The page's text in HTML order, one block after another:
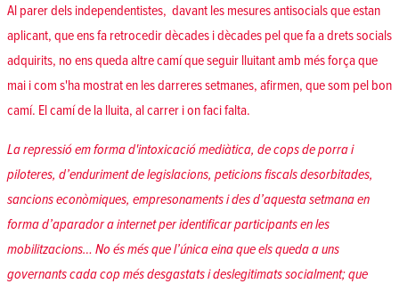
Al parer dels independentistes, davant les mesures antisocials que estan
aplicant, que ens fa retrocedir dècades i dècades pel que fa a drets socials
adquirits, no ens queda altre camí que seguir lluitant amb més força que
mai i com s'ha mostrat en les darreres setmanes, afirmen, que som pel bon
camí. El camí de la lluita, al carrer i on faci falta.
La repressió em forma d'intoxicació mediàtica, de cops de porra i
piloteres, d’enduriment de legislacions, peticions fiscals desorbitades,
sancions econòmiques, empresonaments i des d’aquesta setmana en
forma d’aparador a internet per identificar participants en les
mobilitzacions… No és més que l’única eina que els queda a uns
governants cada cop més desgastats i deslegitimats socialment; que